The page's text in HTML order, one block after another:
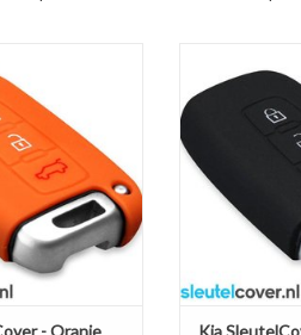
/ beschermhoesje
WINKELWAGEN
sleutelhoesje /
TOEVOEGEN